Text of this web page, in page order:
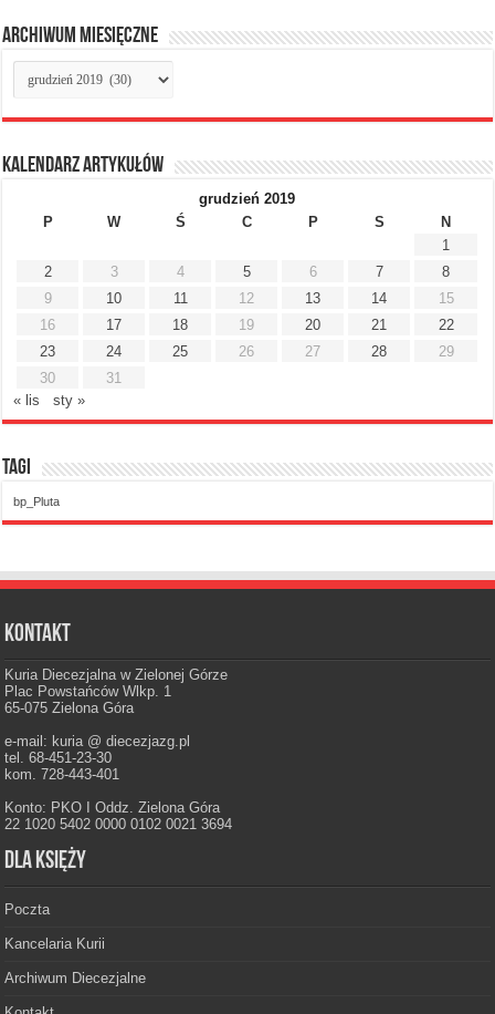
Archiwum miesięczne
Archiwum
miesięczne
Kalendarz artykułów
grudzień 2019
P
W Ś C P S
N
1
2
3 4 5 6 7
8
9
10 11 12 13 14
15
16
17 18 19 20 21
22
23
24 25 26 27 28
29
30
31
« lis
sty »
Tagi
bp_Pluta
Kontakt
Kuria Diecezjalna w Zielonej Górze
Plac Powstańców Wlkp. 1
65-075 Zielona Góra
e-mail: kuria @ diecezjazg.pl
tel. 68-451-23-30
kom. 728-443-401
Konto: PKO I Oddz. Zielona Góra
22 1020 5402 0000 0102 0021 3694
Dla księży
Poczta
Kancelaria Kurii
Archiwum Diecezjalne